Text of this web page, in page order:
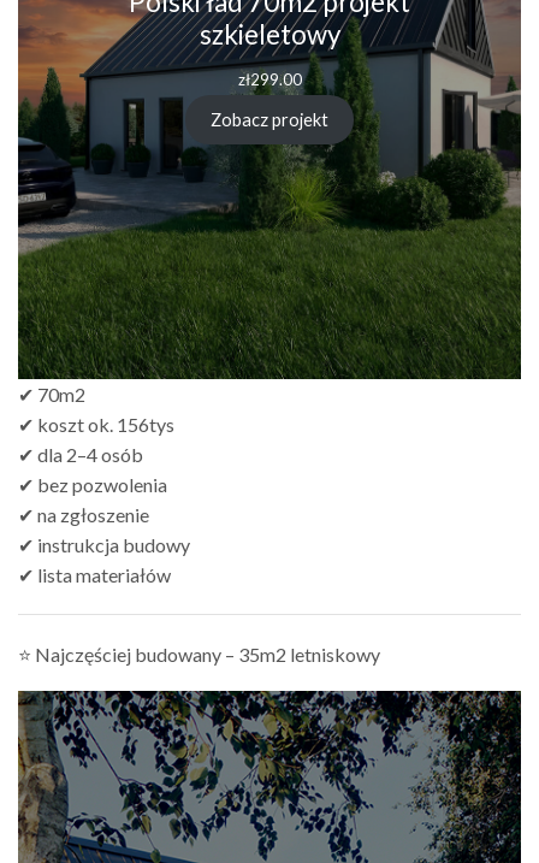
szkieletowy
zł299.00
Zobacz projekt
✔ 70m2
✔ koszt ok. 156tys
✔ dla 2–4 osób
✔ bez pozwolenia
✔ na zgłoszenie
✔ instrukcja budowy
✔ lista materiałów
⭐ Najczęściej budowany – 35m2 letniskowy